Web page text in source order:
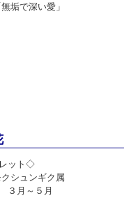
垢で深い愛」
ット◇
シュンギク属
３月～５月